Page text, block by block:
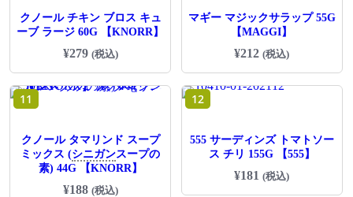
クノール チキン ブロス キュ
ーブ ラージ 60G 【KNORR】
¥279 (税込)
マギー マジックサラップ 55G
【MAGGI】
¥212 (税込)
11
クノール タマリンド スープ
ミックス (シニガンスープの
素) 44G 【KNORR】
¥188 (税込)
12
555 サーディンズ トマトソー
ス チリ 155G 【555】
¥181 (税込)